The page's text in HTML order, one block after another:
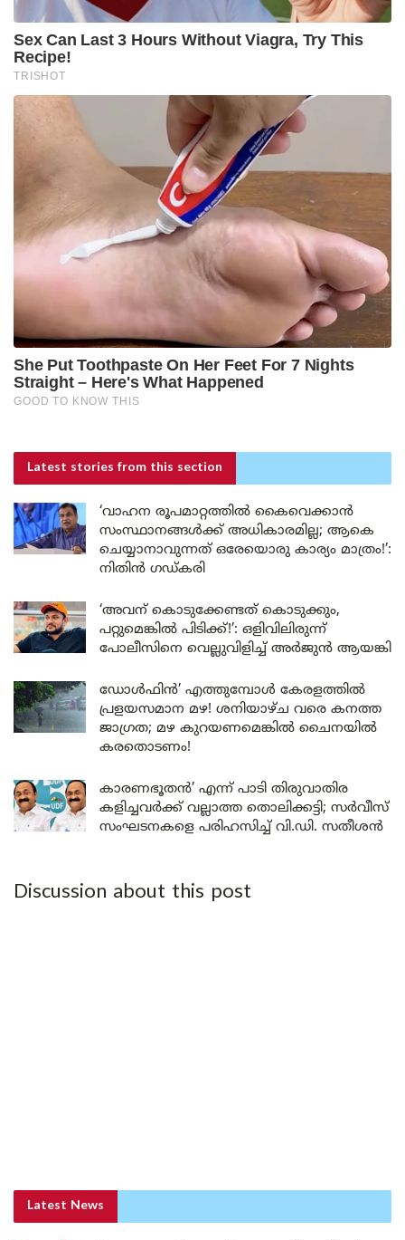
Latest stories from this section
‘വാഹന രൂപമാറ്റത്തിൽ കൈവെക്കാൻ
സംസ്ഥാനങ്ങൾക്ക് അധികാരമില്ല; ആകെ
ചെയ്യാനാവുന്നത് ഒരേയൊരു കാര്യം മാത്രം!’:
നിതിൻ ഗഡ്കരി
‘അവന് കൊടുക്കേണ്ടത് കൊടുക്കും,
പറ്റുമെങ്കിൽ പിടിക്ക്!’: ഒളിവിലിരുന്ന്
പോലീസിനെ വെല്ലുവിളിച്ച് അർജുൻ ആയങ്കി
ഡോൾഫിൻ’ എത്തുമ്പോൾ കേരളത്തിൽ
പ്രളയസമാന മഴ! ശനിയാഴ്ച വരെ കനത്ത
ജാഗ്രത; മഴ കുറയണമെങ്കിൽ ചൈനയിൽ
കരതൊടണം!
കാരണഭൂതൻ’ എന്ന് പാടി തിരുവാതിര
കളിച്ചവർക്ക് വല്ലാത്ത തൊലിക്കട്ടി; സർവീസ്
സംഘടനകളെ പരിഹസിച്ച് വി.ഡി. സതീശൻ
Discussion about this post
Latest News